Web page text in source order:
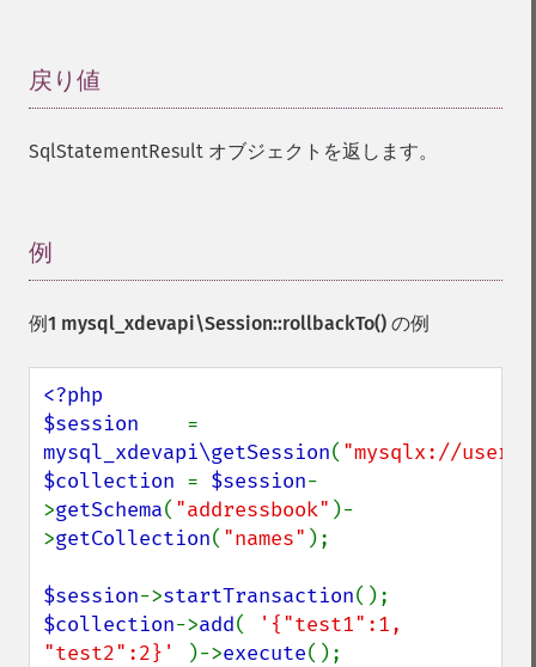
戻り値
SqlStatementResult オブジェクトを返します。
例
例1 mysql_xdevapi\Session::rollbackTo() の例
<?php
$session
mysql_xdevapi\getSession( "mysqlx://
$collection = $session-
>getSchema( "addressbook" )-
>getCollection( "names" );
$session->startTransaction
$collection->add(
'{"test1":1,
"test2":2}'
)->execute();